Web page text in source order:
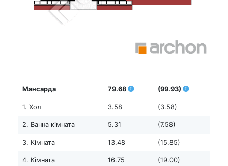
Мансарда 79.68 (99.93)
1. Хол 3.58 (3.58)
2. Ванна кімната 5.31 (7.58)
3. Кімната 13.48 (15.85)
4. Кімната 16.75 (19.00)